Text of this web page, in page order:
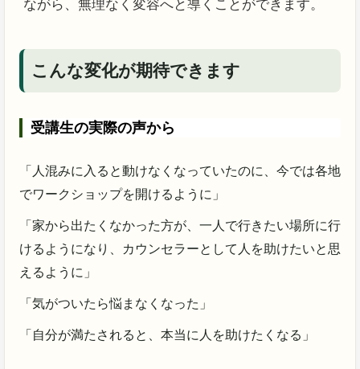
ながら、無理なく変容へと導くことができます。
こんな変化が期待できます
受講生の実際の声から
「人混みに入ると動けなくなっていたのに、今では各地
でワークショップを開けるように」
「家から出たくなかった方が、一人で行きたい場所に行
けるようになり、カウンセラーとして人を助けたいと思
えるように」
「気がついたら悩まなくなった」
「自分が満たされると、本当に人を助けたくなる」